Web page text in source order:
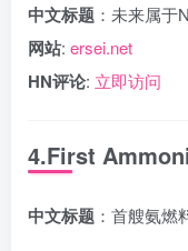
中文标题 ：未来属于
网站: ersei.net
HN评论: 立即访问
4.First
中文标题 ：首艘氨燃